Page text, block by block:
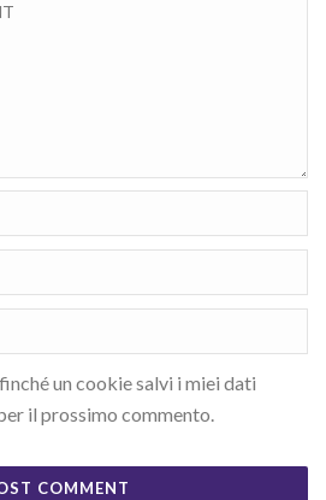
un cookie salvi i miei dati
il prossimo commento.